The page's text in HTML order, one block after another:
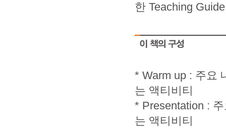
한 Teaching
* Warm up : 주요
는 액티비티
* Presentation :
는 액티비티